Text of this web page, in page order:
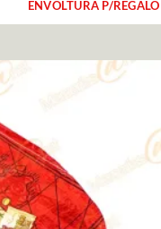
ENVOLTURA P/REGALO